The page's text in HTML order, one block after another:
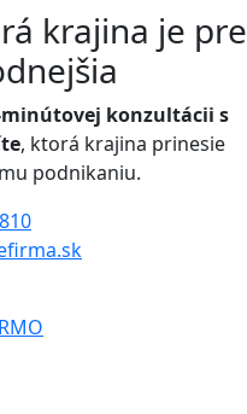
krajina je pre
minútovej konzultácii s
, ktorá krajina prinesie
podnikaniu.